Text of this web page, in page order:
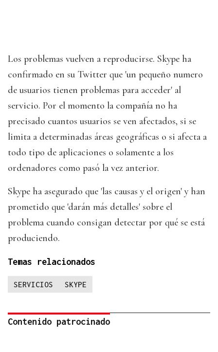
Los problemas vuelven a reproducirse. Skype ha
confirmado en su Twitter que 'un pequeño numero
de usuarios tienen problemas para acceder' al
servicio. Por el momento la compañía no ha
precisado cuantos usuarios se ven afectados, si se
limita a determinadas áreas geográficas o si afecta a
todo tipo de aplicaciones o solamente a los
ordenadores como pasó la vez anterior.
Skype ha asegurado que 'las causas y el origen' y han
prometido que 'darán más detalles' sobre el
problema cuando consigan detectar por qué se está
produciendo.
Temas relacionados
SERVICIOS SKYPE
Contenido patrocinado